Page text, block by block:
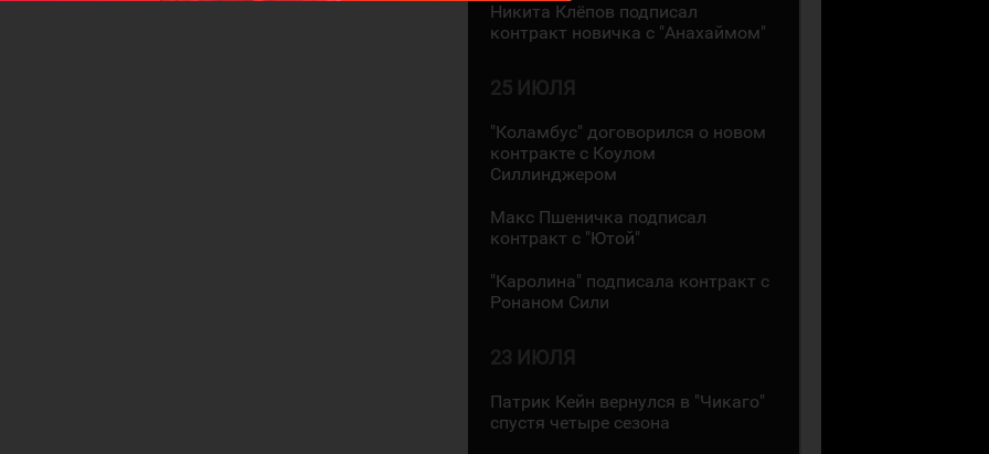
Никита Клёпов подписал
контракт новичка с "Анахаймом"
25 ИЮЛЯ
"Коламбус" договорился о новом
контракте с Коулом
Силлинджером
Макс Пшеничка подписал
контракт с "Ютой"
"Каролина" подписала контракт с
Ронаном Сили
23 ИЮЛЯ
Патрик Кейн вернулся в "Чикаго"
спустя четыре сезона